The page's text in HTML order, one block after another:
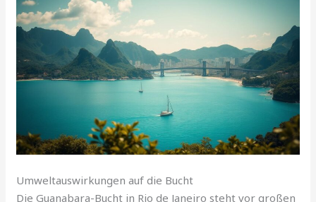
Umweltauswirkungen auf die Bucht
Die Guanabara-Bucht in Rio de Janeiro steht vor großen